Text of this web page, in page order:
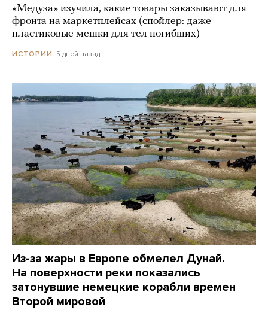
«Медуза» изучила, какие товары заказывают для
фронта на маркетплейсах (спойлер: даже
пластиковые мешки для тел погибших)
ИСТОРИИ 5 дней назад
Из-за жары в Европе обмелел Дунай.
На поверхности реки показались
затонувшие немецкие корабли времен
Второй мировой